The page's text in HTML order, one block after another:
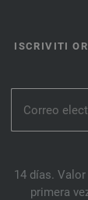
ISCRIVITI
14 días.
primera